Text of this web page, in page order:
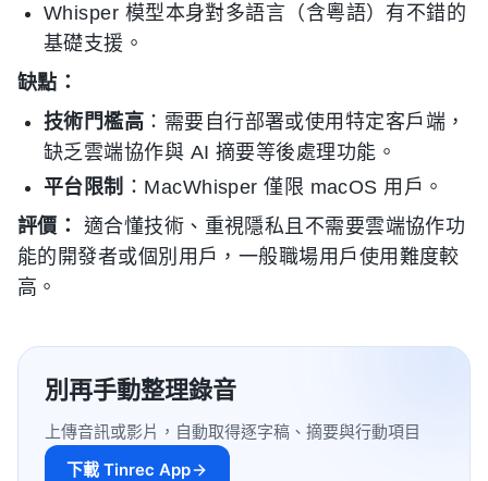
Whisper 模型本身對多語言（含粵語）有不錯的
基礎支援。
缺點：
技術門檻高 ：需要自行部署或使用特定客戶端，
缺乏雲端協作與 AI 摘要等後處理功能。
平台限制 ：MacWhisper 僅限 macOS 用戶。
評價：
適合懂技術、重視隱私且不需要雲端協作功
能的開發者或個別用戶，一般職場用戶使用難度較
高。
別再手動整理錄音
上傳音訊或影片，自動取得逐字稿、摘要與行動項目
下載 Tinrec App